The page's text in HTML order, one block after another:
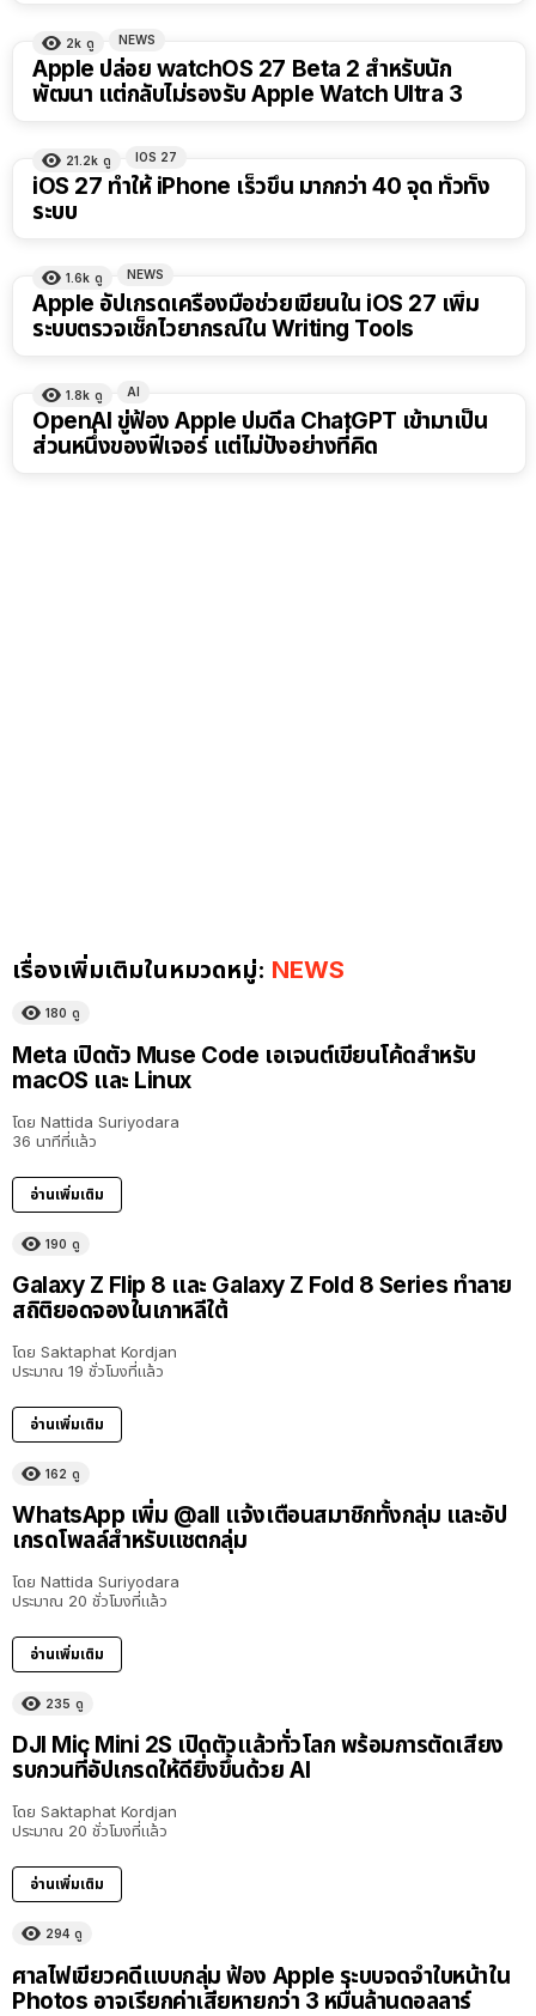
2k ดู NEWS
Apple ปล่อย watchOS 27 Beta 2 สำหรับนัก
พัฒนา แต่กลับไม่รองรับ Apple Watch Ultra 3
21.2k ดู IOS 27
iOS 27 ทำให้ iPhone เร็วขึ้น มากกว่า 40 จุด ทั่วทั้ง
ระบบ
1.6k ดู NEWS
Apple อัปเกรดเครื่องมือช่วยเขียนใน iOS 27 เพิ่ม
ระบบตรวจเช็กไวยากรณ์ใน Writing Tools
1.8k ดู AI
OpenAI ขู่ฟ้อง Apple ปมดีล ChatGPT เข้ามาเป็น
ส่วนหนึ่งของฟีเจอร์ แต่ไม่ปังอย่างที่คิด
เรื่องเพิ่มเติมในหมวดหมู่: NEWS
180 ดู
Meta เปิดตัว Muse Code เอเจนต์เขียนโค้ดสำหรับ
macOS และ Linux
โดย Nattida Suriyodara
36 นาทีที่แล้ว
อ่านเพิ่มเติม
190 ดู
Galaxy Z Flip 8 และ Galaxy Z Fold 8 Series ทำลาย
สถิติยอดจองในเกาหลีใต้
โดย Saktaphat Kordjan
ประมาณ 19 ชั่วโมงที่แล้ว
อ่านเพิ่มเติม
162 ดู
WhatsApp เพิ่ม @all แจ้งเตือนสมาชิกทั้งกลุ่ม และอัป
เกรดโพลล์สำหรับแชตกลุ่ม
โดย Nattida Suriyodara
ประมาณ 20 ชั่วโมงที่แล้ว
อ่านเพิ่มเติม
235 ดู
DJI Mic Mini 2S เปิดตัวแล้วทั่วโลก พร้อมการตัดเสียง
รบกวนที่อัปเกรดให้ดียิ่งขึ้นด้วย AI
โดย Saktaphat Kordjan
ประมาณ 20 ชั่วโมงที่แล้ว
อ่านเพิ่มเติม
294 ดู
ศาลไฟเขียวคดีแบบกลุ่ม ฟ้อง Apple ระบบจดจำใบหน้าใน
Photos อาจเรียกค่าเสียหายกว่า 3 หมื่นล้านดอลลาร์